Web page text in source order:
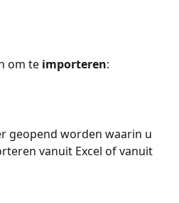
om te importeren:
geopend worden waarin u
vanuit Excel of vanuit